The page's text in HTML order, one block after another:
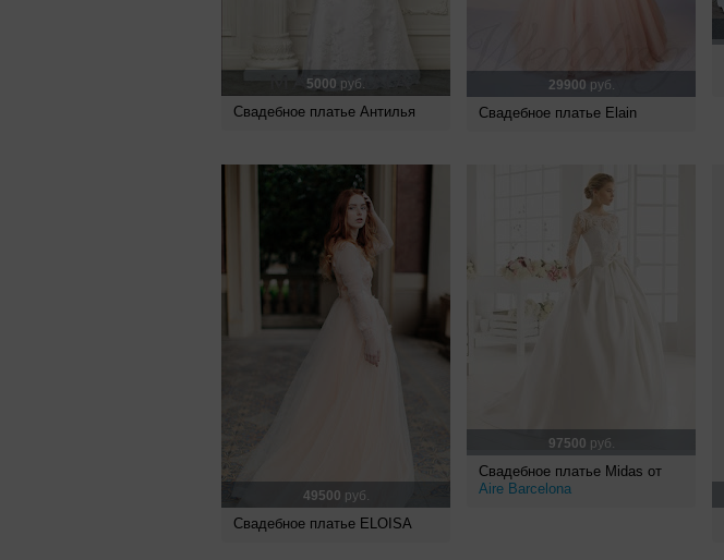
5000 руб.
Свадебное платье Антилья
29900 руб.
Свадебное платье Elain
49500 руб.
Свадебное платье ELOISA
97500 руб.
Свадебное платье Midas от
Aire Barcelona